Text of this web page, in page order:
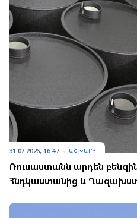
31.07.2026, 16:47 ԱՇԽԱՐՀ
Ռուսաստանն արդեն բենզին
Հնդկաստանից և